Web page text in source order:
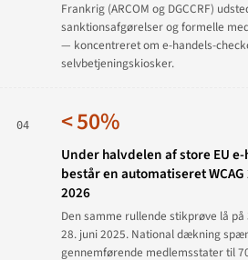
Frankrig (ARCOM og DGCCRF)
sanktionsafgørelser og formelle
— koncentreret om e-handels-
selvbetjeningskiosker.
04 < 50%
Under halvdelen af store EU
består en automatiseret
2026
Den samme rullende stikprøve lå
28. juni 2025. National dækning
gennemførende medlemsstater til